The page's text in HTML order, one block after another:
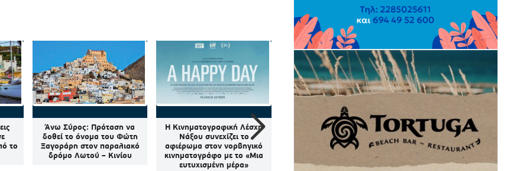
το
Άνω Σύρος: Πρόταση να
δοθεί το όνομα του Φώτη
Ξαγοράρη στον παραλιακό
δρόμο Λωτού – Κινίου
Η Κινηματογραφική Λέσχη
Νάξου συνεχίζει το
αφιέρωμα στον νορβηγικό
κινηματογράφο με το «Μια
ευτυχισμένη μέρα»
Νάξος: Καταγγελία στον
Συνήγορο του Πολίτη για
την έλλειψη διαγράμμισης
στον δρόμο Τρίποδες –
Μικρή Βίγλα
Δεύτερη παρέμβαση του ΣτΕ
για τις οικοδομικές άδειες
στη Σίφνο